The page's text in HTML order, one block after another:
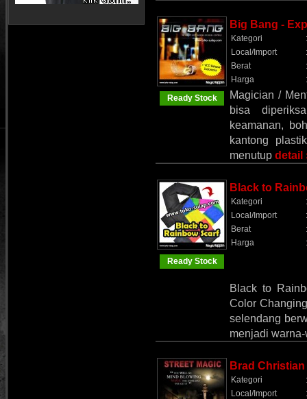
Ready Stock
Big Bang -
Kategori
:
Local/Import
:
Berat
:
Harga
:
Magician /
bisa
keamanan,
kantong
menutup detail
Ready Stock
Black to
Kategori
:
Local/Import
:
Berat
:
Harga
:
Black to
Color
selendang
menjadi
Brad
Kategori
:
Local/Import
: